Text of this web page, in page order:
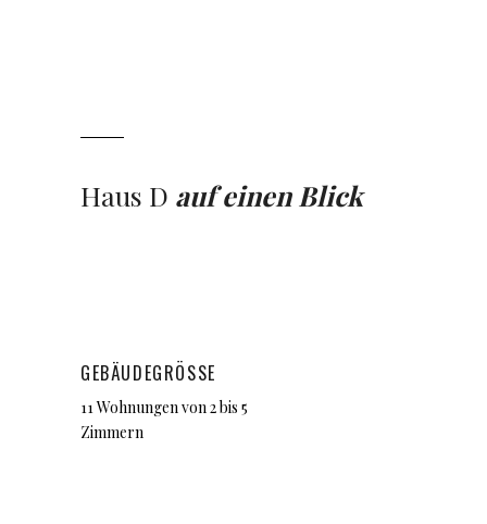
Haus D auf einen Blick
GEBÄUDEGRÖSSE
11 Wohnungen von 2 bis 5
Zimmern